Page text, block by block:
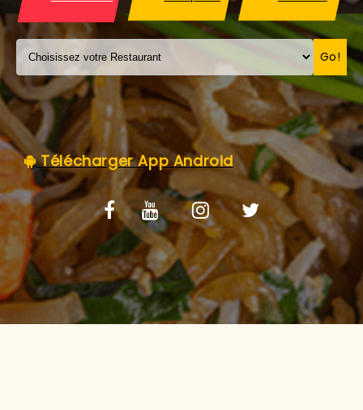
MENTIONS LÉGALES
C.G.V
Go!
Télécharger App Android